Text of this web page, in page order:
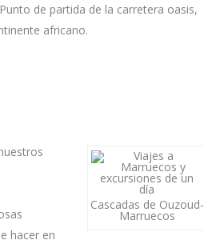
de partida de la carretera oasis,
africano.
Cascadas de Ouzoud-
Marruecos
hacer en